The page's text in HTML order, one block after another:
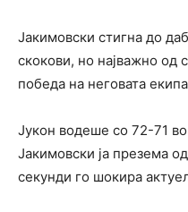
Јакимовски стигна до
скокови, но најважно од
победа на неговата
Јукон водеше со 72-71
Јакимовски ја презема
секунди го шокира